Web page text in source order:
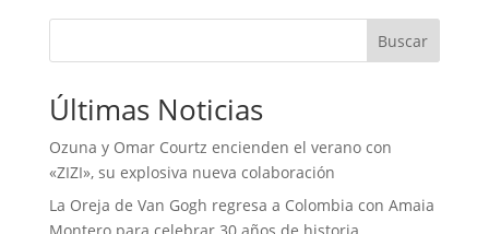
Buscar
Últimas Noticias
Ozuna y Omar Courtz encienden el verano con
«ZIZI», su explosiva nueva colaboración
La Oreja de Van Gogh regresa a Colombia con Amaia